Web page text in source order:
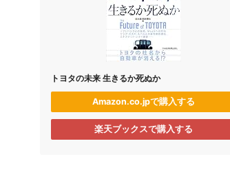
トヨタの未来 生きるか死ぬか
Amazon.co.jpで購入する
楽天ブックスで購入する